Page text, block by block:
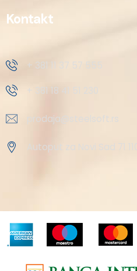
Kontakt
+ 381 11 37 57 555
+ 381 18 41 51 230
prodaja@steelsoft.rs
Autoput za Novi Sad 71